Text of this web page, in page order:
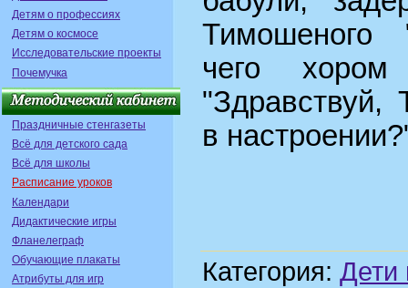
Детям о профессиях
Детям о космосе
Исследовательские проекты
Почемучка
Праздничные стенгазеты
Всё для детского сада
Всё для школы
Расписание уроков
Календари
Дидактические игры
Фланелеграф
Обучающие плакаты
Атрибуты для игр
Тимошеного
чего хором
в
Категория: Дети